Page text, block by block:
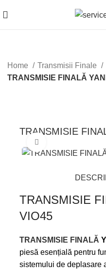
Home
Transmisii Finale
TRANSMISIE FINALĂ
TRANSMISIE
TRANSMISIE
VIO45
TRANSMISIE FINALĂ
piesă esențială pentru
sistemului de deplasare